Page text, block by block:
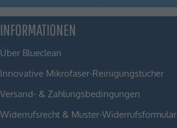
INFORMATIONEN
Über Blueclean
Innovative Mikrofaser-Reinigungstücher
Versand- & Zahlungsbedingungen
Widerrufsrecht & Muster-Widerrufsformular